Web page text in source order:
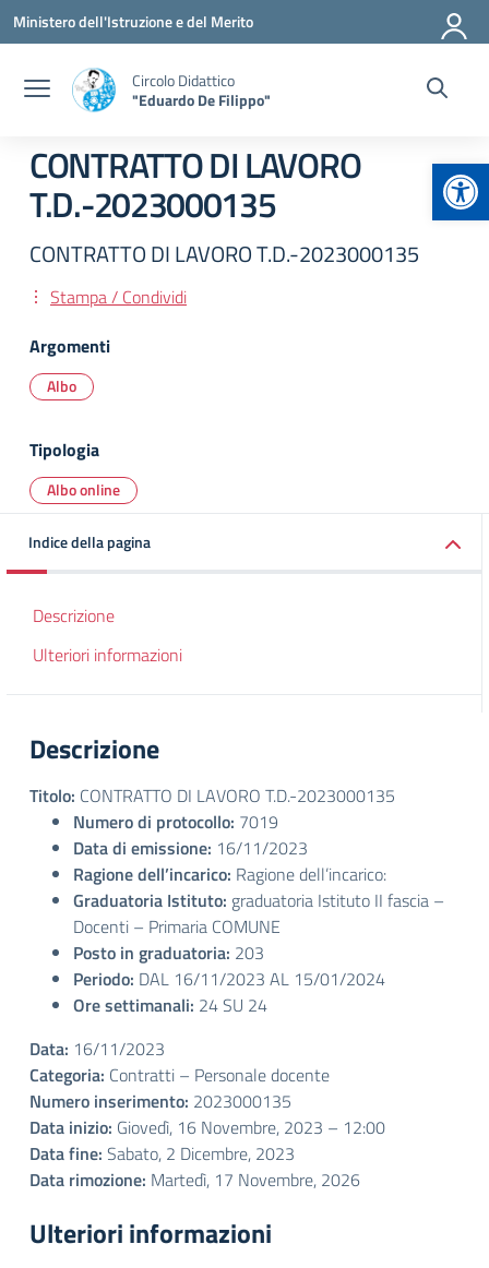
Vai ai contenuti
Vai al menu di navigazione
Vai al footer
Ministero dell'Istruzione e del Merito
Circolo Didattico
"Eduardo De Filippo"
CONTRATTO DI LAVORO
T.D.-2023000135
CONTRATTO DI LAVORO T.D.-2023000135
Stampa / Condividi
Argomenti
Albo
Tipologia
Albo online
Indice della pagina
Descrizione
Ulteriori informazioni
Descrizione
Titolo: CONTRATTO DI LAVORO T.D.-2023000135
Numero di protocollo: 7019
Data di emissione: 16/11/2023
Ragione dell’incarico: Ragione dell’incarico:
Graduatoria Istituto: graduatoria Istituto II fascia –
Docenti – Primaria COMUNE
Posto in graduatoria: 203
Periodo: DAL 16/11/2023 AL 15/01/2024
Ore settimanali: 24 SU 24
Data: 16/11/2023
Categoria: Contratti – Personale docente
Numero inserimento: 2023000135
Data inizio: Giovedì, 16 Novembre, 2023 – 12:00
Data fine: Sabato, 2 Dicembre, 2023
Data rimozione: Martedì, 17 Novembre, 2026
Ulteriori informazioni